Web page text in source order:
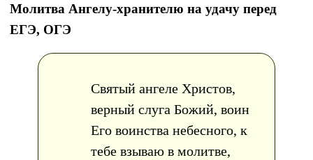
Молитва Ангелу-хранителю на удачу перед
ЕГЭ, ОГЭ
Святый ангеле Христов,
верный слуга Божий, воин
Его воинства небесного, к
тебе взываю в молитве,